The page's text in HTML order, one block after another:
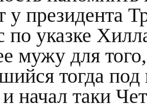
у президента
по указке
мужу для
тогда
и начал таки